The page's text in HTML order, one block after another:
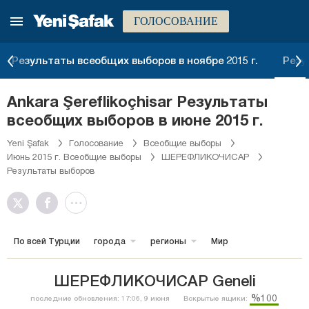
ГОЛОСОВАНИЕ
Результаты всеобщих выборов в ноябре 2015 г.
Ankara Şereflikoçhisar Результаты
всеобщих выборов в июне 2015 г.
Yeni Şafak Голосование
Всеобщие выборы
Июнь 2015 г. Всеобщие выборы
ШЕРЕФЛИКОЧИСАР
Результаты выборов
По всей Турции города регионы Мир
ШЕРЕФЛИКОЧИСАР Geneli
последние обновления: 17:06, 9 июня Вскрытые ящики: %100